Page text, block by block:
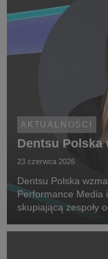
AKTUALNOŚCI
Dentsu Polska
23 czerwca 2026
Dentsu Polska
Performance Media
skupiającą zespoły
Na czele nowego